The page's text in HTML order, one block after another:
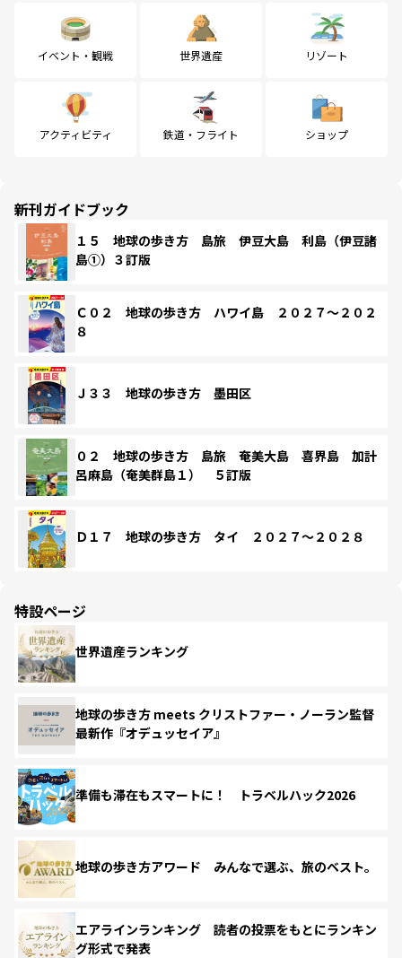
イベント・観戦 世界遺産 リゾート
アクティビティ 鉄道・フライト ショップ
新刊ガイドブック
１５ 地球の歩き方 島旅 伊豆大島 利島（伊豆諸
島①）３訂版
Ｃ０２ 地球の歩き方 ハワイ島 ２０２７～２０２
８
Ｊ３３ 地球の歩き方 墨田区
０２ 地球の歩き方 島旅 奄美大島 喜界島 加計
呂麻島（奄美群島１） ５訂版
Ｄ１７ 地球の歩き方 タイ ２０２７～２０２８
特設ページ
世界遺産ランキング
地球の歩き方 meets クリストファー・ノーラン監督
最新作『オデュッセイア』
準備も滞在もスマートに！ トラベルハック2026
地球の歩き方アワード みんなで選ぶ、旅のベスト。
エアラインランキング 読者の投票をもとにランキン
グ形式で発表